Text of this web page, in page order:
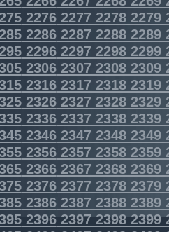
2276227722782279
22862287 22882289
22962297 22982299
23062307 23082309
2316231723182319
23262327 23282329
23362337 23382339
23462347 23482349
23562357 23582359
23662367 23682369
23762377 23782379
23862387 23882389
2396239723982399